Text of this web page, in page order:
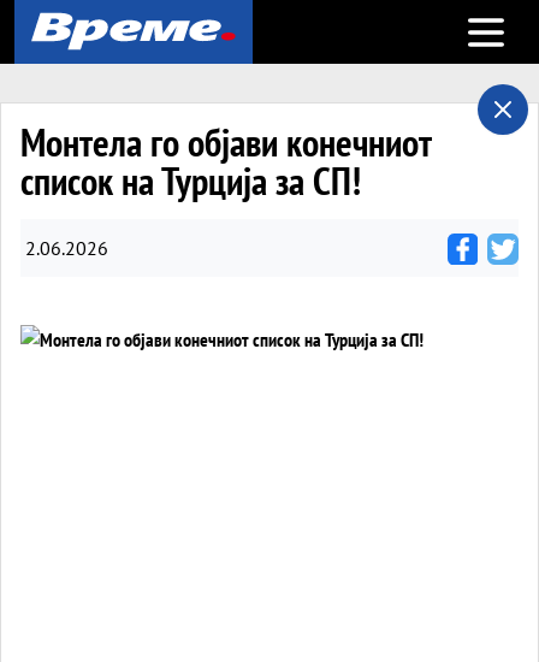
Open
Монтела го објави конечниот
список на Турција за СП!
2.06.2026